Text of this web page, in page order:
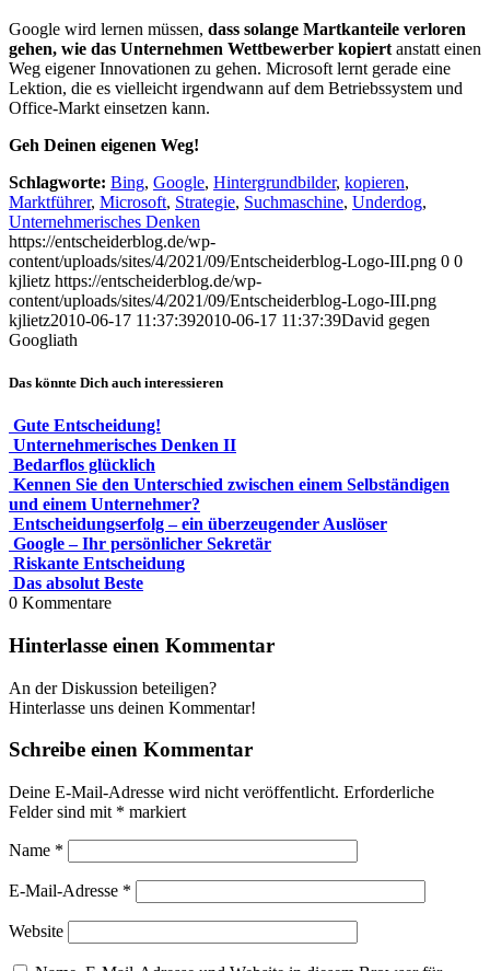
Google wird lernen müssen, dass solange Martkanteile verloren
gehen, wie das Unternehmen Wettbewerber kopiert anstatt einen
Weg eigener Innovationen zu gehen. Microsoft lernt gerade eine
Lektion, die es vielleicht irgendwann auf dem Betriebssystem und
Office-Markt einsetzen kann.
Geh Deinen eigenen Weg!
Schlagworte: Bing, Google, Hintergrundbilder, kopieren,
Marktführer, Microsoft, Strategie, Suchmaschine, Underdog,
Unternehmerisches Denken
https://entscheiderblog.de/wp-
content/uploads/sites/4/2021/09/Entscheiderblog-Logo-III.png 0 0
kjlietz https://entscheiderblog.de/wp-
content/uploads/sites/4/2021/09/Entscheiderblog-Logo-III.png
kjlietz2010-06-17 11:37:392010-06-17 11:37:39David gegen
Googliath
Das könnte Dich auch interessieren
Gute Entscheidung!
Unternehmerisches Denken II
Bedarflos glücklich
Kennen Sie den Unterschied zwischen einem Selbständigen
und einem Unternehmer?
Entscheidungserfolg – ein überzeugender Auslöser
Google – Ihr persönlicher Sekretär
Riskante Entscheidung
Das absolut Beste
0 Kommentare
Hinterlasse einen Kommentar
An der Diskussion beteiligen?
Hinterlasse uns deinen Kommentar!
Schreibe einen Kommentar
Deine E-Mail-Adresse wird nicht veröffentlicht. Erforderliche
Felder sind mit * markiert
Name *
E-Mail-Adresse *
Website